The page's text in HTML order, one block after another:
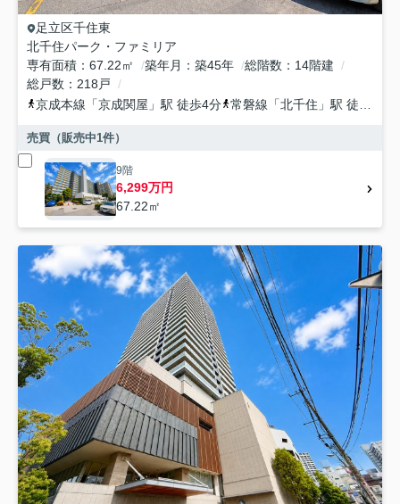
足立区千住東
北千住パーク・ファミリア
専有面積
67.22㎡ 築年月 築45年 総階数
14階建
総戸数
218戸
京成本線 「京成関屋 」駅 徒歩4分 常磐線 「北千住 」駅 徒歩7分
売買（販売中1件）
9階
6,299万円
67.22㎡